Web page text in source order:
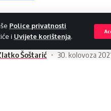
Police privatnosti
i Uvijete korištenja.
Šoštarić
30. kolovoza